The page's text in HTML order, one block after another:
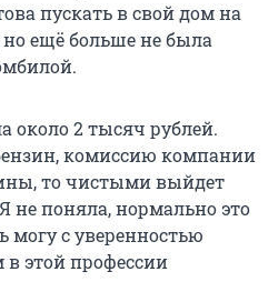
пускать в свой дом на
ещё больше не была
около 2 тысяч рублей.
комиссию компании
то чистыми выйдет
не поняла, нормально это
могу с уверенностью
в этой профессии